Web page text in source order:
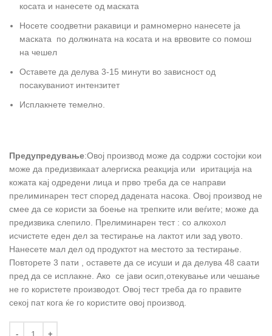
косата и нанесете од маската
Носете соодветни ракавици и рамномерно нанесете ја
маската по должината на косата и на врвовите со помош
на чешел
Оставете да делува 3-15 минути во зависност од
посакуваниот интензитет
Исплакнете темелно.
Предупредување:Овој производ може да содржи состојки кои
може да предизвикаат алергиска реакција или иритација на
кожата кај одредени лица и прво треба да се направи
прелиминарен тест според дадената насока. Овој производ не
смее да се користи за боење на трепките или веѓите; може да
предизвика слепило. Прелиминарен тест : со алкохол
исчистете еден дел за тестирање на лактот или зад увото.
Нанесете мал дел од продуктот на местото за тестирање.
Повторете 3 пати , оставете да се исуши и да делува 48 саати
пред да се исплакне. Ако се јави осип,отекување или чешање
не го користете производот. Овој тест треба да го правите
секој пат кога ќе го користите овој производ.